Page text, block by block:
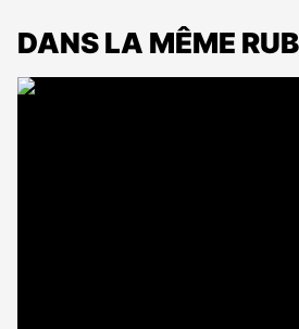
DANS LA MÊME